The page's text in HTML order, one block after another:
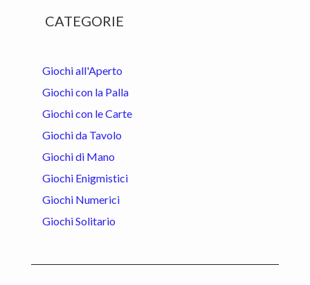
Primary
CATEGORIE
Giochi all'Aperto
Giochi con la Palla
Giochi con le Carte
Giochi da Tavolo
Giochi di Mano
Giochi Enigmistici
Giochi Numerici
Giochi Solitario